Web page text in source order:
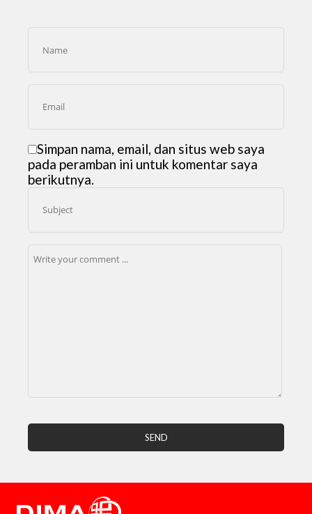
Simpan nama, email, dan situs web saya
pada peramban ini untuk komentar saya
berikutnya.